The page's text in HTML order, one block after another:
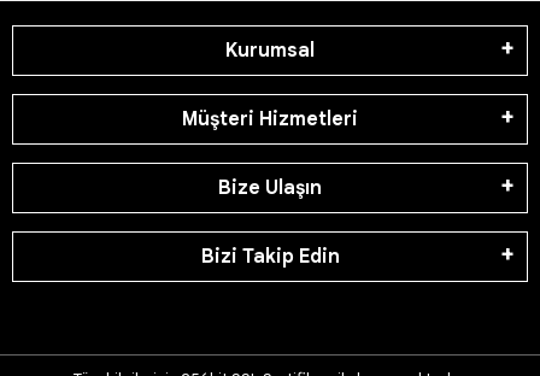
Kurumsal
Müşteri Hizmetleri
Bize Ulaşın
Bizi Takip Edin